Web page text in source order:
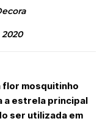
flor mosquitinho
a estrela principal
ser utilizada em